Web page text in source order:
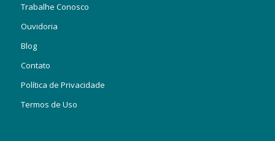
Trabalhe Conosco
Ouvidoria
Blog
Contato
Política de Privacidade
Termos de Uso